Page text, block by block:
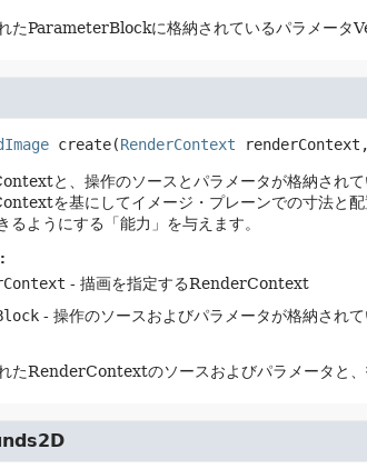
たParameterBlockに格納されているパラメータ
create(RenderContext
と、操作のソースとパラメータが格納され
を基にしてイメージ・プレーンでの寸法と配
るようにする「能力」を与えます。
- 描画を指定するRenderContext
- 操作のソースおよびパラメータが格納され
たRenderContextのソースおよびパラメータと